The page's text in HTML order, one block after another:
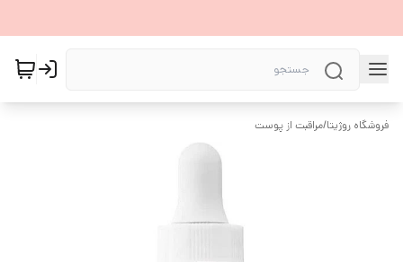
فروشگاه روژیتا/مراقبت از پوست